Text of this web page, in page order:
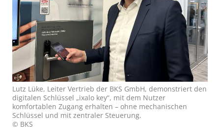
Lutz Lüke, Leiter Vertrieb der BKS GmbH, demonstriert den
digitalen Schlüssel „ixalo key“, mit dem Nutzer
komfortablen Zugang erhalten – ohne mechanischen
Schlüssel und mit zentraler Steuerung.
© BKS